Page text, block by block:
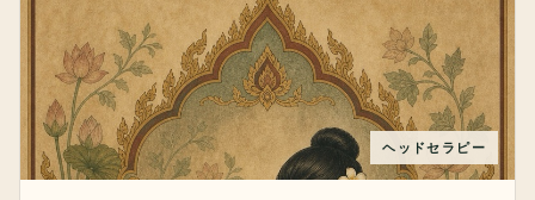
ヘッドセラピー